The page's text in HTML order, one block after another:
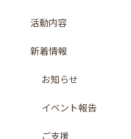
活動内容
新着情報
お知らせ
イベント報告
ご支援